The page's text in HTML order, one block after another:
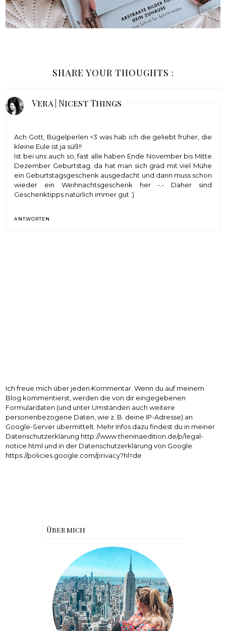
SHARE YOUR THOUGHTS :
Vera | Nicest Things
Ach Gott, Bügelperlen <3 was hab ich die geliebt früher, die
kleine Eule ist ja süß!!
Ist bei uns auch so, fast alle haben Ende November bis Mitte
Dezember Geburtstag. da hat man sich grad mit viel Mühe
ein Geburtstagsgeschenk ausgedacht und dann muss schon
wieder ein Weihnachtsgeschenk her -.- Daher sind
Geschenktipps natürlich immer gut :)
ANTWORTEN
Ich freue mich über jeden Kommentar. Wenn du auf meinem
Blog kommentierst, werden die von dir eingegebenen
Formulardaten (und unter Umständen auch weitere
personenbezogene Daten, wie z. B. deine IP-Adresse) an
Google-Server übermittelt. Mehr Infos dazu findest du in meiner
Datenschutzerklärung http://www.theninaedition.de/p/legal-
notice.html und in der Datenschutzerklärung von Google
https://policies.google.com/privacy?hl=de
Über mich